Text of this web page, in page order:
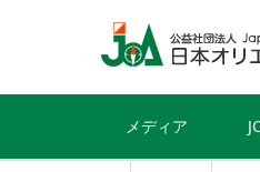
メディア